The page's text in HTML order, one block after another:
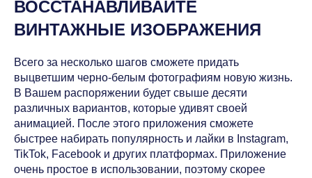
ВОССТАНАВЛИВАЙТЕ
ВИНТАЖНЫЕ ИЗОБРАЖЕНИЯ
Всего за несколько шагов сможете придать
выцветшим черно-белым фотографиям новую жизнь.
В Вашем распоряжении будет свыше десяти
различных вариантов, которые удивят своей
анимацией. После этого приложения сможете
быстрее набирать популярность и лайки в Instagram,
TikTok, Facebook и других платформах. Приложение
очень простое в использовании, поэтому скорее